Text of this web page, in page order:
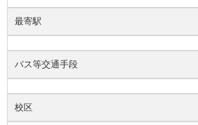
最寄駅
バス等交通手段
校区